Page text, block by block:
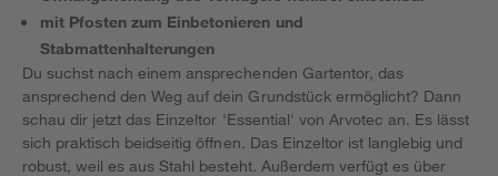
mit Pfosten zum Einbetonieren und
Stabmattenhalterungen
Du suchst nach einem ansprechenden Gartentor, das
ansprechend den Weg auf dein Grundstück ermöglicht? Dann
schau dir jetzt das Einzeltor 'Essential' von Arvotec an. Es lässt
sich praktisch beidseitig öffnen. Das Einzeltor ist langlebig und
robust, weil es aus Stahl besteht. Außerdem verfügt es über